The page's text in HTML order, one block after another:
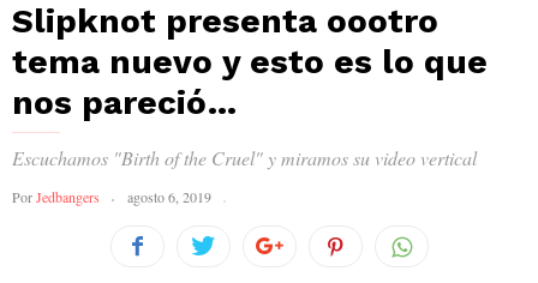
Slipknot presenta oootro
tema nuevo y esto es lo que
nos pareció…
Escuchamos "Birth of the Cruel" y miramos su video vertical
PorJedbangers agosto 6, 2019